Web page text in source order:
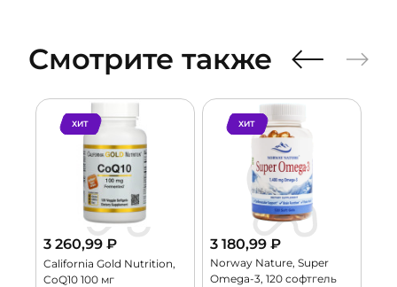
Смотрите также
ХИТ
3 260,99 ₽
California Gold Nutrition,
CoQ10 100 мг
ХИТ
3 180,99 ₽
Norway Nature, Super
Omega-3, 120 софтгель